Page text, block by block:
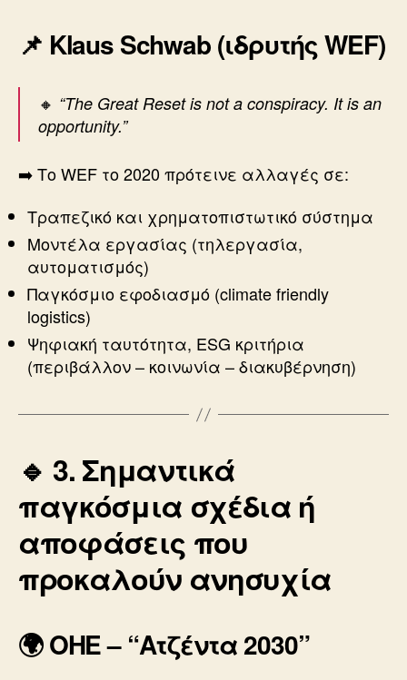
📌 Klaus Schwab (ιδρυτής WEF)
🔸 “The Great Reset is not a conspiracy. It is an
opportunity.”
➡️ Το WEF το 2020 πρότεινε αλλαγές σε:
Τραπεζικό και χρηματοπιστωτικό σύστημα
Μοντέλα εργασίας (τηλεργασία,
αυτοματισμός)
Παγκόσμιο εφοδιασμό (climate friendly
logistics)
Ψηφιακή ταυτότητα, ESG κριτήρια
(περιβάλλον – κοινωνία – διακυβέρνηση)
🔹 3.Σημαντικά
παγκόσμια σχέδια ή
αποφάσεις που
προκαλούν ανησυχία
🌍 ΟΗΕ – “Ατζέντα 2030”